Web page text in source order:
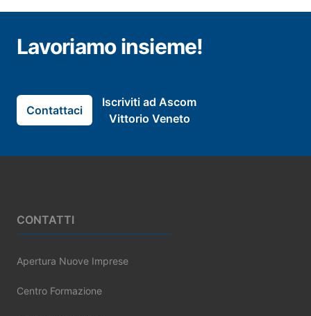
Lavoriamo insieme!
Contattaci
Iscriviti ad Ascom
Vittorio Veneto
CONTATTI
Apertura Nuove Imprese
Centro Formazione